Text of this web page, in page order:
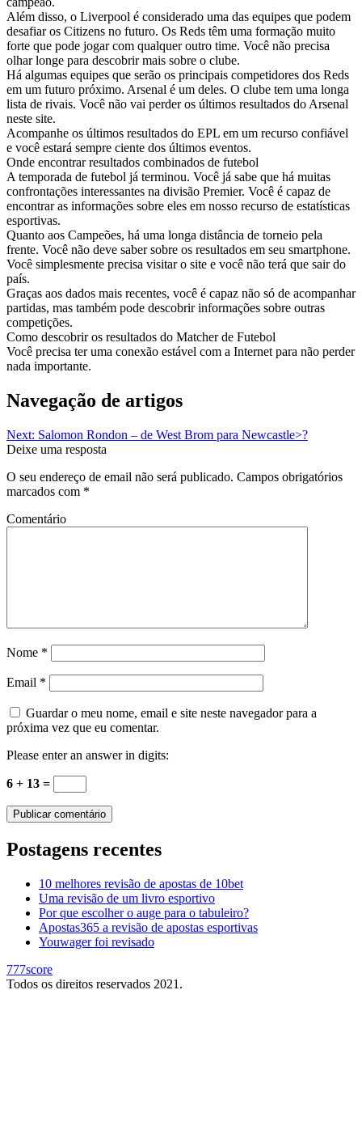
Além disso, o Liverpool é considerado uma das equipes que podem
desafiar os Citizens no futuro. Os Reds têm uma formação muito
forte que pode jogar com qualquer outro time. Você não precisa
olhar longe para descobrir mais sobre o clube.
Há algumas equipes que serão os principais competidores dos Reds
em um futuro próximo. Arsenal é um deles. O clube tem uma longa
lista de rivais. Você não vai perder os últimos resultados do Arsenal
neste site.
Acompanhe os últimos resultados do EPL em um recurso confiável
e você estará sempre ciente dos últimos eventos.
Onde encontrar resultados combinados de futebol
A temporada de futebol já terminou. Você já sabe que há muitas
confrontações interessantes na divisão Premier. Você é capaz de
encontrar as informações sobre eles em nosso recurso de estatísticas
esportivas.
Quanto aos Campeões, há uma longa distância de torneio pela
frente. Você não deve saber sobre os resultados em seu smartphone.
Você simplesmente precisa visitar o site e você não terá que sair do
país.
Graças aos dados mais recentes, você é capaz não só de acompanhar
partidas, mas também pode descobrir informações sobre outras
competições.
Como descobrir os resultados do Matcher de Futebol
Você precisa ter uma conexão estável com a Internet para não perder
nada importante.
Navegação de artigos
Next: Salomon Rondon – de West Brom para Newcastle>?
Deixe uma resposta
O seu endereço de email não será publicado. Campos obrigatórios
marcados com *
Comentário
Nome *
Email *
Guardar o meu nome, email e site neste navegador para a
próxima vez que eu comentar.
Please enter an answer in digits:
6 + 13 =
Postagens recentes
10 melhores revisão de apostas de 10bet
Uma revisão de um livro esportivo
Por que escolher o auge para o tabuleiro?
Apostas365 a revisão de apostas esportivas
Youwager foi revisado
777score
Todos os direitos reservados 2021.